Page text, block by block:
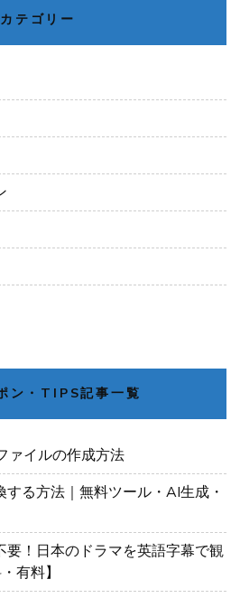
カテゴリー
ン・TIPS記事一覧
ァイルの作成方法
る方法｜無料ツール・AI生成・
要！日本のドラマを英語字幕で観
有料】